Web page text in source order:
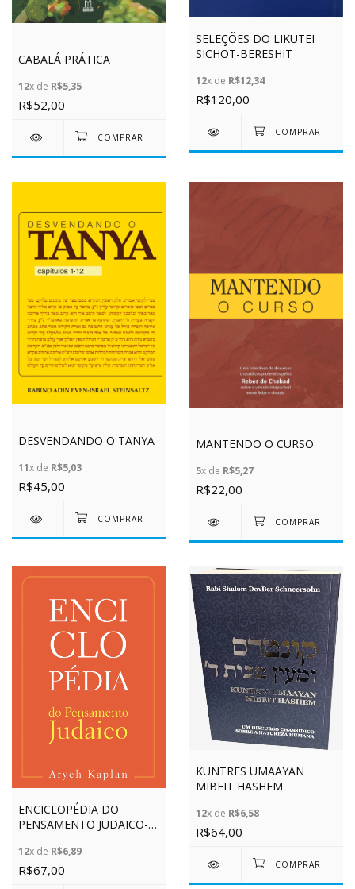
CABALÁ PRÁTICA
12x de R$5,35
R$52,00
SELEÇÕES DO LIKUTEI
SICHOT-BERESHIT
12x de R$12,34
R$120,00
DESVENDANDO O TANYA
11x de R$5,03
R$45,00
MANTENDO O CURSO
5x de R$5,27
R$22,00
ENCICLOPÉDIA DO
PENSAMENTO JUDAICO-
12x de R$6,89
R$67,00
KUNTRES UMAAYAN
MIBEIT HASHEM
12x de R$6,58
R$64,00